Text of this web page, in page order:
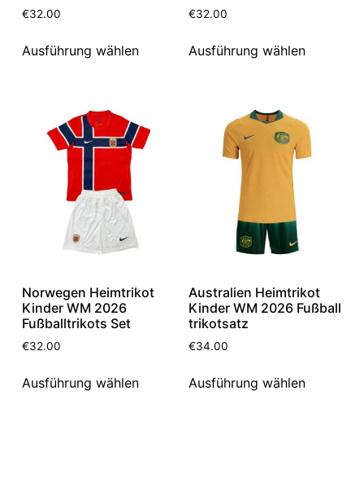
€32.00
Ausführung wählen
€32.00
Ausführung wählen
Norwegen Heimtrikot
Kinder WM 2026
Fußballtrikots Set
€32.00
Ausführung wählen
Australien Heimtrikot
Kinder WM 2026 Fußball
trikotsatz
€34.00
Ausführung wählen